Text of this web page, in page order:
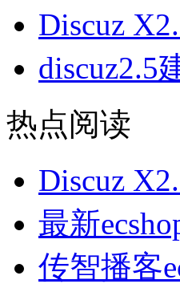
Discuz
discuz2.5
热点阅读
Discuz
最新
传智播客